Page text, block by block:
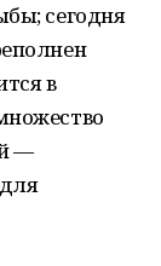
сегодня
в
—